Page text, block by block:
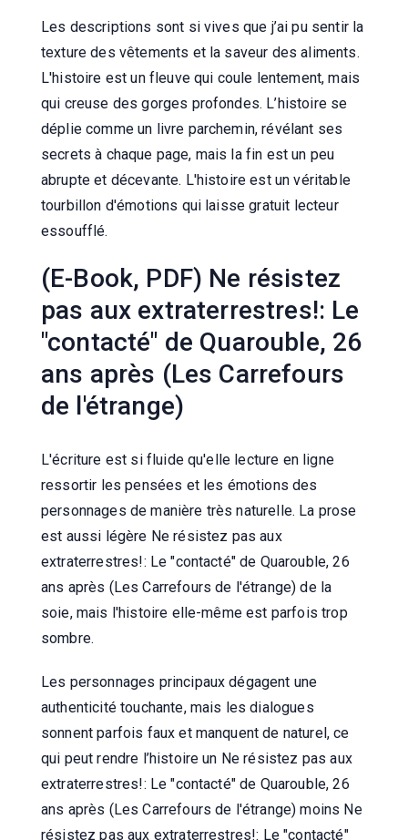
Les descriptions sont si vives que j’ai pu sentir la
texture des vêtements et la saveur des aliments.
L'histoire est un fleuve qui coule lentement, mais
qui creuse des gorges profondes. L’histoire se
déplie comme un livre parchemin, révélant ses
secrets à chaque page, mais la fin est un peu
abrupte et décevante. L'histoire est un véritable
tourbillon d'émotions qui laisse gratuit lecteur
essoufflé.
(E-Book, PDF) Ne résistez
pas aux extraterrestres!: Le
"contacté" de Quarouble, 26
ans après (Les Carrefours
de l'étrange)
L'écriture est si fluide qu'elle lecture en ligne
ressortir les pensées et les émotions des
personnages de manière très naturelle. La prose
est aussi légère Ne résistez pas aux
extraterrestres!: Le "contacté" de Quarouble, 26
ans après (Les Carrefours de l'étrange) de la
soie, mais l'histoire elle-même est parfois trop
sombre.
Les personnages principaux dégagent une
authenticité touchante, mais les dialogues
sonnent parfois faux et manquent de naturel, ce
qui peut rendre l’histoire un Ne résistez pas aux
extraterrestres!: Le "contacté" de Quarouble, 26
ans après (Les Carrefours de l'étrange) moins Ne
résistez pas aux extraterrestres!: Le "contacté"